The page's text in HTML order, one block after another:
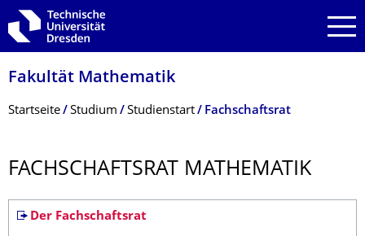
Zur Hauptnavigation springen
Zur Suche springen
Zum Inhalt springen
Fakultät Mathematik
Breadcrumb-Menü
Startseite Studium Studienstart Fachschaftsrat
FACHSCHAFTSRAT MATHEMATIK
Der Fachschaftsrat